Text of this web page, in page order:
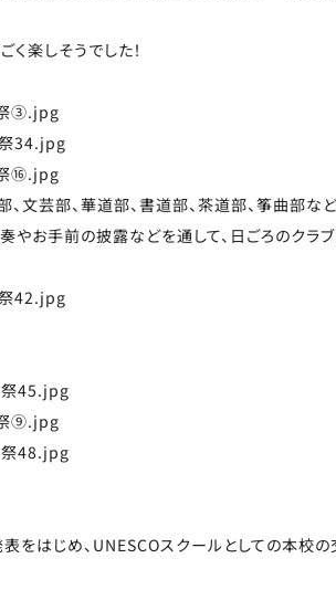
楽しそうでした！
文芸部、華道部、書道部、茶道部、筝曲部
やお手前の披露などを通して、日ごろのク
をはじめ、UNESCOスクールとしての本校の